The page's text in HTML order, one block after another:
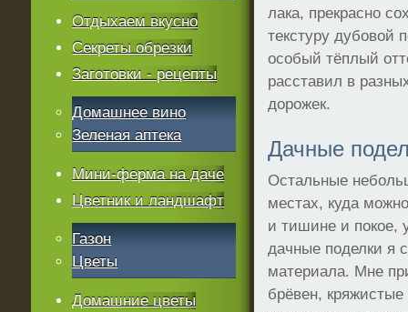
лака, прекрасно
текстуру дубовой
особый тёплый
расставил в
дорожек.
Дачные
Остальные
местах, куда
и тишине и покое,
дачные поделки я
материала. Мне
брёвен,
Отдыхаем вкусно
Секреты обрезки
Заготовки - рецепты
Домашнее вино
Зеленая аптека
Мини-ферма на даче
Цветник и ландшафт
Газон
Цветы
Домашние цветы